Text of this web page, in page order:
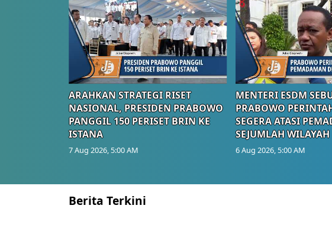
ARAHKAN STRATEGI RISET
NASIONAL, PRESIDEN PRABOWO
PANGGIL 150 PERISET BRIN KE
ISTANA
7 Aug 2026, 5:00 AM
MENTERI ESDM
PRABOWO
SEGERA ATASI
SEJUMLAH WILAYAH
6 Aug 2026, 5:00 AM
Berita Terkini